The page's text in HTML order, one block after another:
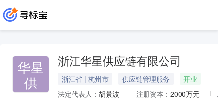
华星
供
浙江华星供应链有限公司
浙江省 | 杭州市 供应链管理服务
开业
法定代表人： 胡景波 注册资本： 2000万元